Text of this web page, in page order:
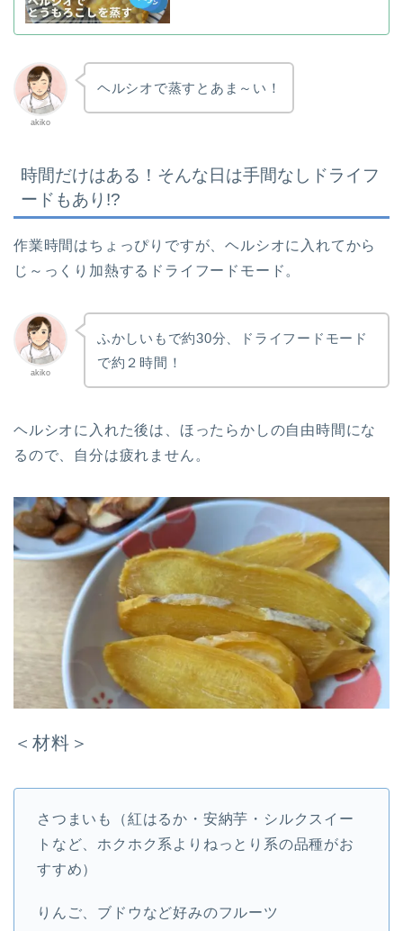
akiko
ヘルシオで蒸すとあま～い！
時間だけはある！そんな日は手間なしドライフ
ードもあり!?
作業時間はちょっぴりですが、ヘルシオに入れてから
じ～っくり加熱するドライフードモード。
akiko
ふかしいもで約30分、ドライフードモード
で約２時間！
ヘルシオに入れた後は、ほったらかしの自由時間にな
るので、自分は疲れません。
＜材料＞
さつまいも（紅はるか・安納芋・シルクスイー
トなど、ホクホク系よりねっとり系の品種がお
すすめ）
りんご、ブドウなど好みのフルーツ